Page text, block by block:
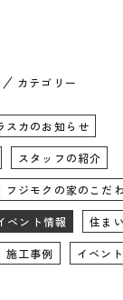
カテゴリー
スカのお知らせ
スタッフの紹介
フジモクの家のこだ
ベント情報 住ま
施工事例 イベン